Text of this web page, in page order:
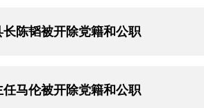
陈韬被开除党籍和公职
马伦被开除党籍和公职